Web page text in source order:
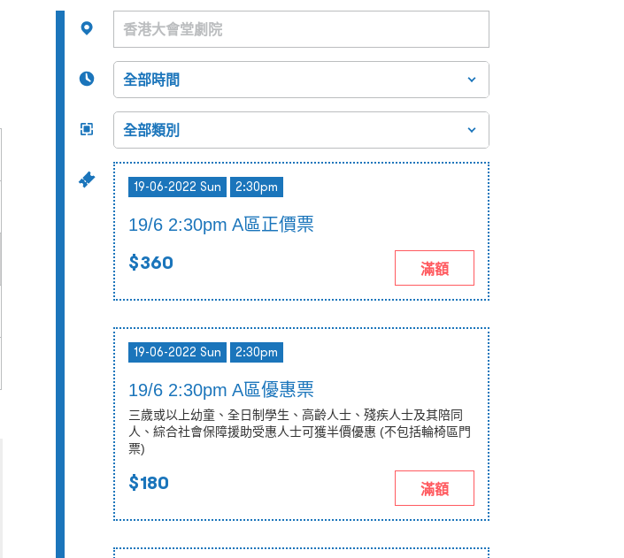
19-06-2022 Sun 2:30pm
19/6 2:30pm A區正價票
$360 滿額
19-06-2022 Sun 2:30pm
19/6 2:30pm A區優惠票
三歲或以上幼童、全日制學生、高齡人士、殘疾人士及其陪同
人、綜合社會保障援助受惠人士可獲半價優惠 (不包括輪椅區門
票)
$180 滿額